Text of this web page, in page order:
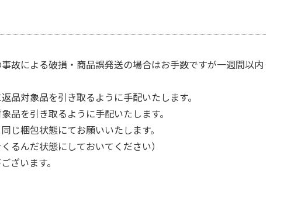
故による破損・商品誤発送の場合はお手数ですが一週間以内
対象品を引き取るように手配いたします。
品を引き取るように手配いたします。
じ梱包状態にてお願いいたします。
るんだ状態にしておいてください）
ざいます。